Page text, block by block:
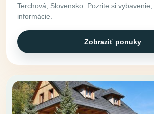
Terchová, Slovensko. Pozrite si
informácie.
Zobraziť ponuky